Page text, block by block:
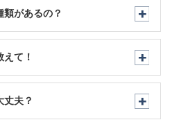
類があるの？
て！
丈夫？